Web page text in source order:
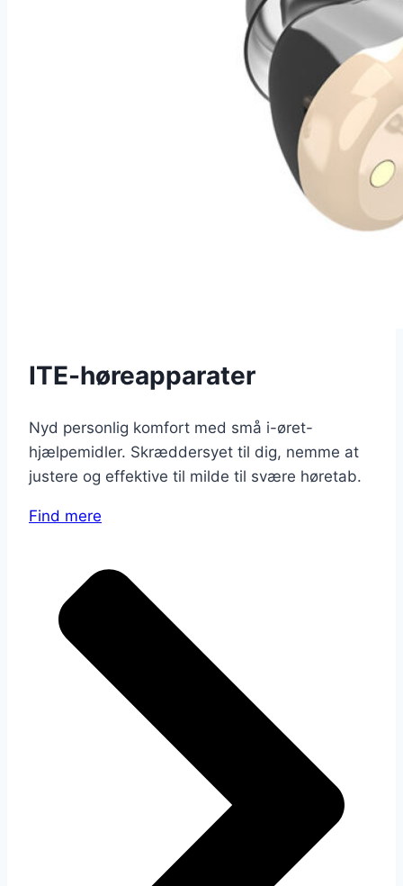
ITE-høreapparater
Nyd personlig komfort med små i-øret-
hjælpemidler. Skræddersyet til dig, nemme at
justere og effektive til milde til svære høretab.
Find mere